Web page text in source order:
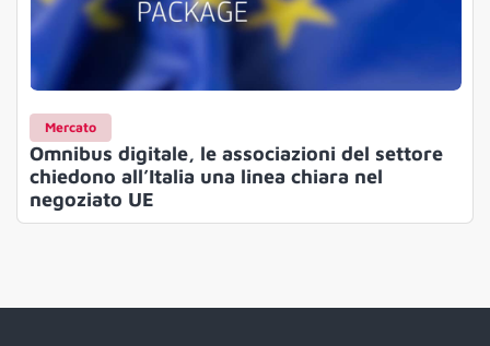
Mercato
Omnibus digitale, le associazioni del settore
chiedono all’Italia una linea chiara nel
negoziato UE